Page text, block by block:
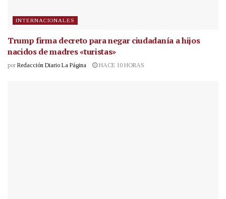
INTERNACIONALES
Trump firma decreto para negar ciudadanía a hijos
nacidos de madres «turistas»
por Redacción Diario La Página HACE 10 HORAS